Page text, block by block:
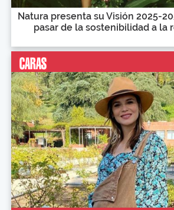
Natura presenta su Visión 2025-
pasar de la sostenibilidad a la